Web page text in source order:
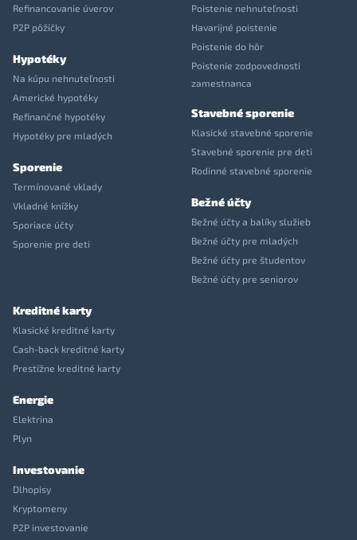
Refinancovanie úverov
P2P pôžičky
Hypotéky
Na kúpu nehnuteľnosti
Americké hypotéky
Refinančné hypotéky
Hypotéky pre mladých
Sporenie
Termínované vklady
Vkladné knížky
Sporiace účty
Sporenie pre deti
Poistenie nehnuteľnosti
Havarijné poistenie
Poistenie do hôr
Poistenie zodpovednosti
zamestnanca
Stavebné sporenie
Klasické stavebné sporenie
Stavebné sporenie pre deti
Rodinné stavebné sporenie
Bežné účty
Bežné účty a balíky služieb
Bežné účty pre mladých
Bežné účty pre študentov
Bežné účty pre seniorov
Kreditné karty
Klasické kreditné karty
Cash-back kreditné karty
Prestížne kreditné karty
Energie
Elektrina
Plyn
Investovanie
Dlhopisy
Kryptomeny
P2P investovanie